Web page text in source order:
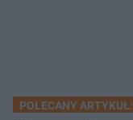
POLECANY ARTYKUŁ: